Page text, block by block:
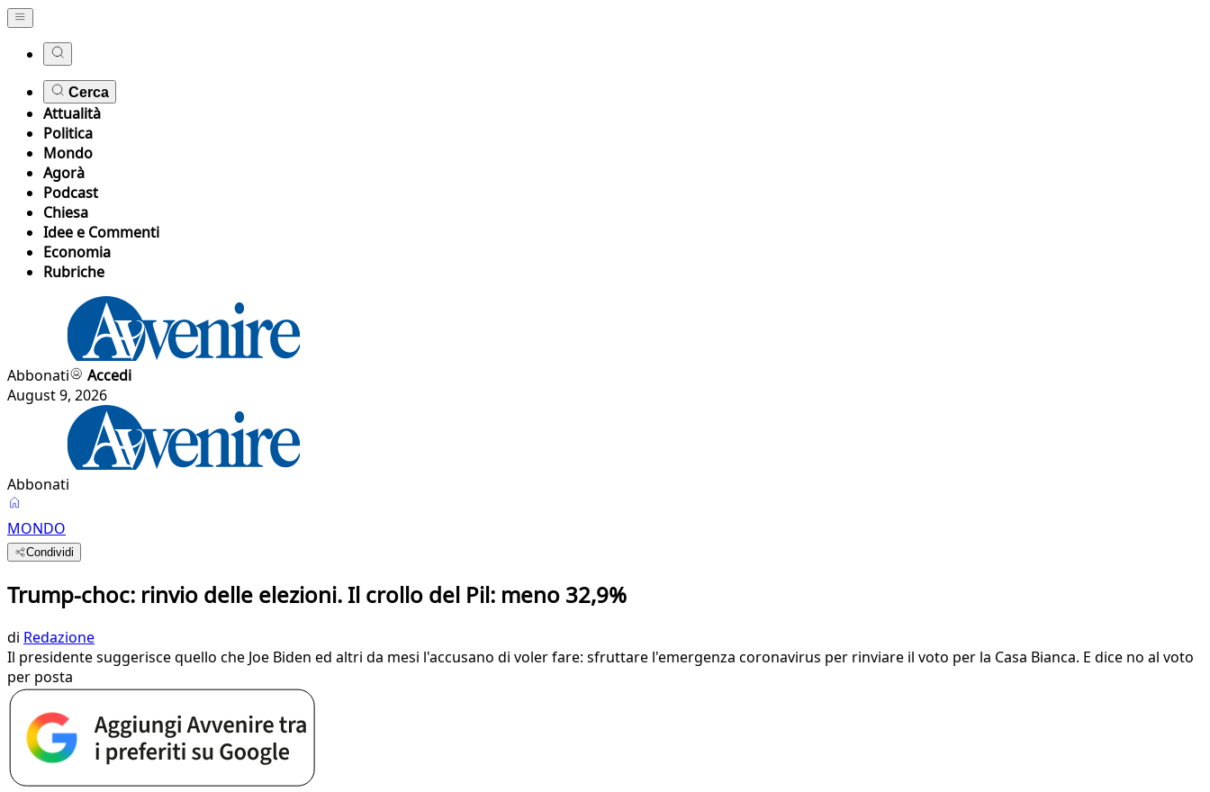
Cerca
Attualità
Politica
Mondo
Agorà
Podcast
Chiesa
Idee e Commenti
Economia
Rubriche
Abbonati
Accedi
August 9, 2026
Abbonati
MONDO
Condividi
Trump-choc: rinvio delle elezioni. Il crollo del Pil: meno 32,9%
di Redazione
Il presidente suggerisce quello che Joe Biden ed altri da mesi l'accusano di voler fare: sfruttare l'emergenza coronavirus per rinviare il voto per la Casa Bianca. E dice no al voto
per posta